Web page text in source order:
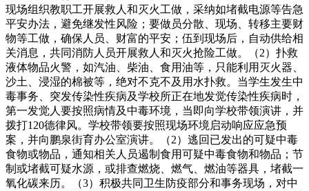
现场组织教职工开展救人和灭火工做，采纳如堵截电源等告急
平安办法，避免继发性风险；要做员分散、现场、转移主要财
物等工做，确保人员、财富的平安；伍到现场后，自动供给相
关消息，共同消防人员开展救人和灭火抢险工做。（2）扑救
液体物品火警，如汽油、柴油、食用油等，只能利用灭火器、
沙土、浸湿的棉被等，绝对不克不及用水扑救。当学生发生中
毒事务、突发传染性疾病及学校所正在地发觉传染性疾病时，
第一发觉人要按照病情及中毒环境，当即向学校带领演讲，并
拨打120德律风。学校带领要按照现场环境启动响应应急预
案，并向鹏泉街育办公室演讲。（2）逃回已发出的可疑中毒
食物或物品，通知相关人员遏制食用可疑中毒食物和物品；节
制或堵截可疑水源，或排查燃烧、燃气、燃油等器具，堵截一
氧化碳来历。（3）积极共同卫生防疫部分和事务现场，对中